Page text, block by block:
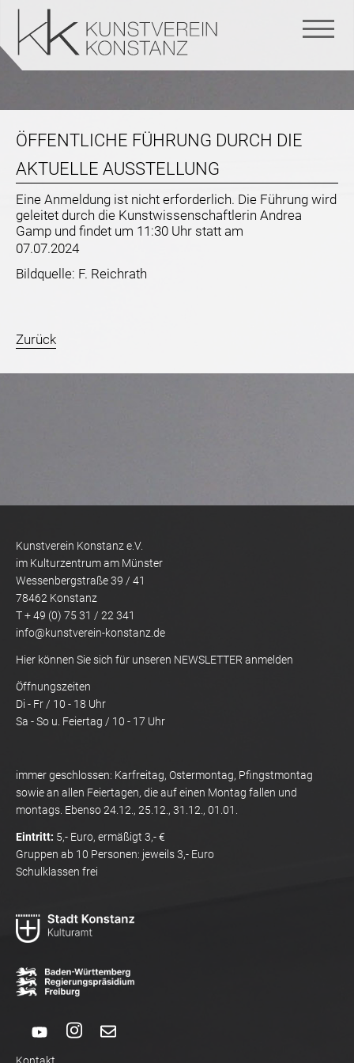
Navigation
überspringen
ÖFFENTLICHE FÜHRUNG DURCH DIE
AKTUELLE AUSSTELLUNG
Eine Anmeldung ist nicht erforderlich. Die Führung wird
geleitet durch die Kunstwissenschaftlerin Andrea
Gamp und findet um 11:30 Uhr statt am
07.07.2024
Bildquelle: F. Reichrath
Zurück
Kunstverein Konstanz e.V.
im Kulturzentrum am Münster
Wessenbergstraße 39 / 41
78462 Konstanz
T + 49 (0) 75 31 / 22 341
info@kunstverein-konstanz.de
Hier können Sie sich für unseren NEWSLETTER anmelden
Öffnungszeiten
Di - Fr / 10 - 18 Uhr
Sa - So u. Feiertag / 10 - 17 Uhr
immer geschlossen: Karfreitag, Ostermontag, Pfingstmontag
sowie an allen Feiertagen, die auf einen Montag fallen und
montags. Ebenso 24.12., 25.12., 31.12., 01.01.
Eintritt: 5,- Euro, ermäßigt 3,- €
Gruppen ab 10 Personen: jeweils 3,- Euro
Schulklassen frei